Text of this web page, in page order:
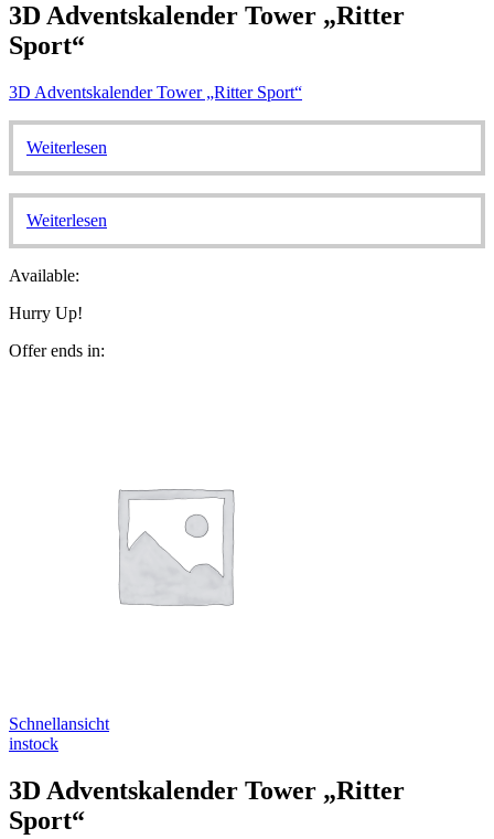
3D Adventskalender Tower „Ritter
Sport“
3D Adventskalender Tower „Ritter Sport“
Weiterlesen
Weiterlesen
Available:
Hurry Up!
Offer ends in:
Schnellansicht
instock
3D Adventskalender Tower „Ritter
Sport“